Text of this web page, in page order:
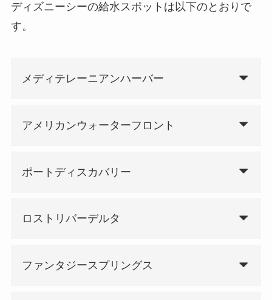
ディズニーシーの給水スポットは以下のとおりで
す。
メディテレーニアンハーバー
アメリカンウォーターフロント
ポートディスカバリー
ロストリバーデルタ
ファンタジースプリングス